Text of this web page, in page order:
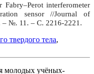
interferometer
sensor //Journal of
– №. 11. – С. 2216-2221.
твердого тела,
молодых учёных-